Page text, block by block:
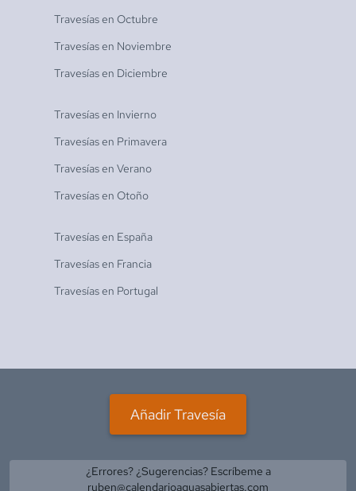
Travesías en Octubre
Travesías en Noviembre
Travesías en Diciembre
Travesías en Invierno
Travesías en Primavera
Travesías en Verano
Travesías en Otoño
Travesías en España
Travesías en Francia
Travesías en Portugal
Añadir Travesía
¿Errores? ¿Sugerencias? Escríbeme a
ruben@calendarioaguasabiertas.com